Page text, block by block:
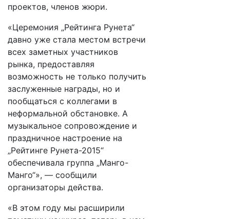
проектов, членов жюри.
«Церемония „Рейтинга Рунета“
давно уже стала местом встречи
всех заметных участников
рынка, предоставляя
возможность не только получить
заслуженные награды, но и
пообщаться с коллегами в
неформальной обстановке. А
музыкальное сопровождение и
праздничное настроение на
„Рейтинге Рунета-2015“
обеспечивала группа „Манго-
Манго“», — сообщили
организаторы действа.
«В этом году мы расширили